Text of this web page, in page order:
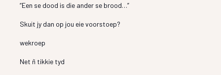
“Een se dood is die ander se brood…”
Skuit jy dan op jou eie voorstoep?
wekroep
Net ñ tikkie tyd